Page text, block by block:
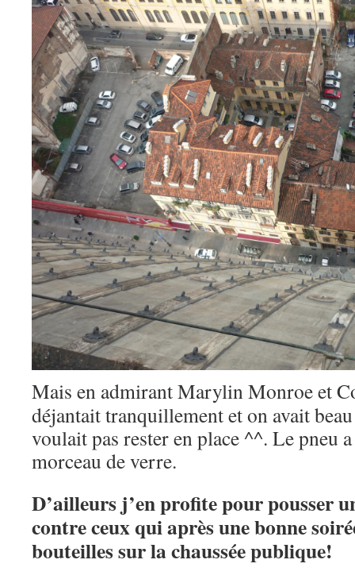
Mais en admirant Marylin Monroe et
déjantait tranquillement et on avait
voulait pas rester en place ^^. Le pneu
morceau de verre.
D’ailleurs j’en profite pour pousser
contre ceux qui après une bonne
bouteilles sur la chaussée publique!